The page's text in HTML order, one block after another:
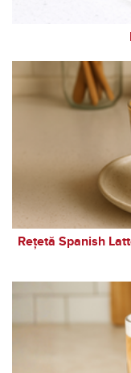
Rețetă Spanish